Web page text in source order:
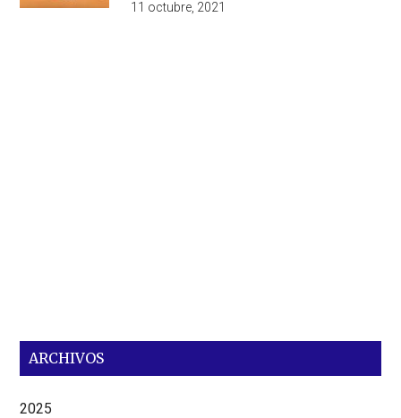
11 octubre, 2021
ARCHIVOS
2025